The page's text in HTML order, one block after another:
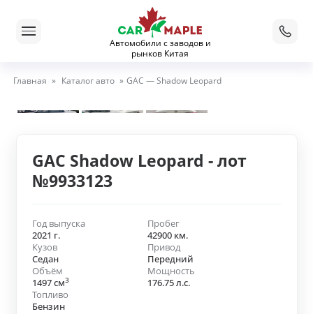
Автомобили с заводов и
рынков Китая
Главная » Каталог авто » GAC — Shadow Leopard
GAC Shadow Leopard - лот
№9933123
Год выпуска
2021 г.
Пробег
42900 км.
Кузов
Седан
Привод
Передний
Объём
1497 см3
Мощность
176.75 л.с.
Топливо
Бензин